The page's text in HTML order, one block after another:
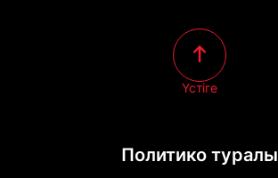
Политико туралы
Үстіге